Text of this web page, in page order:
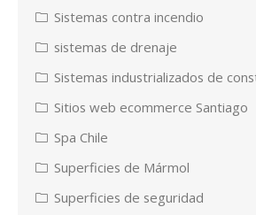
Sistemas contra incendio
sistemas de drenaje
Sistemas industrializados de
Sitios web ecommerce Santiago
Spa Chile
Superficies de Mármol
Superficies de seguridad